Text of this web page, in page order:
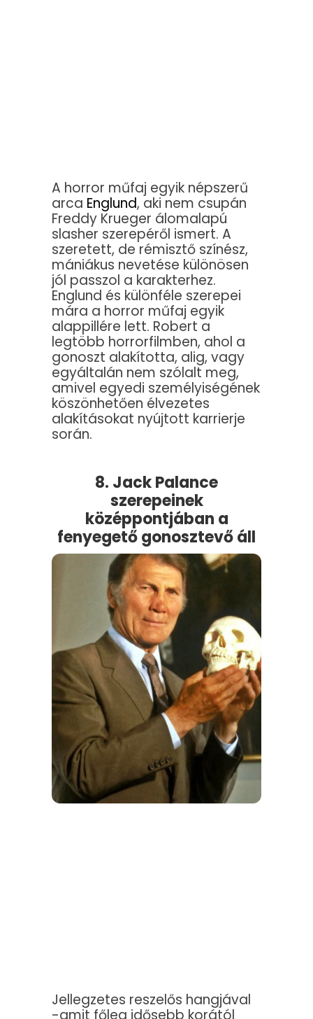
A horror műfaj egyik népszerű
arca Englund, aki nem csupán
Freddy Krueger álomalapú
slasher szerepéről ismert. A
szeretett, de rémisztő színész,
mániákus nevetése különösen
jól passzol a karakterhez.
Englund és különféle szerepei
mára a horror műfaj egyik
alappillére lett. Robert a
legtöbb horrorfilmben, ahol a
gonoszt alakította, alig, vagy
egyáltalán nem szólalt meg,
amivel egyedi személyiségének
köszönhetően élvezetes
alakításokat nyújtott karrierje
során.
8. Jack Palance
szerepeinek
középpontjában a
fenyegető gonosztevő áll
Jellegzetes reszelős hangjával